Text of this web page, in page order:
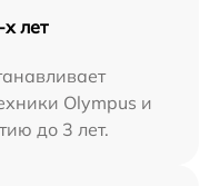
лет
Olympus и
до 3 лет.